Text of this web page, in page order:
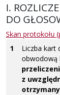
I.
DO
Skan protokołu
1
Liczba kart
obwodową
z